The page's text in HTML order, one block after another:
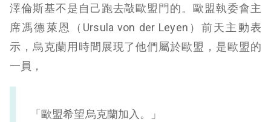
澤倫斯基不是自己跑去敲歐盟門的。歐盟執委會主
席馮德萊恩（Ursula von der Leyen）前天主動表
示，烏克蘭用時間展現了他們屬於歐盟，是歐盟的
一員，
「歐盟希望烏克蘭加入。」